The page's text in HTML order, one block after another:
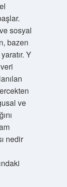
sosyal
bazen
Y
ve
nedir